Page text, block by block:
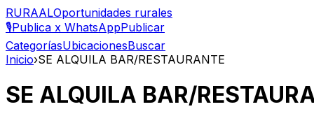
RURAALOportunidades rurales
🎙️Publica x WhatsAppPublicar
CategoríasUbicacionesBuscar
Inicio›SE ALQUILA BAR/RESTAURANTE
SE ALQUILA BAR/